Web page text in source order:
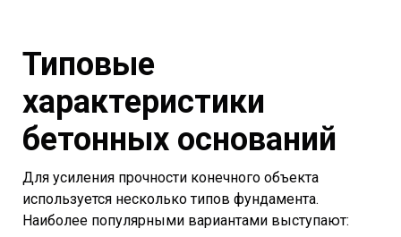
Типовые
характеристики
бетонных оснований
Для усиления прочности конечного объекта
используется несколько типов фундамента.
Наиболее популярными вариантами выступают: